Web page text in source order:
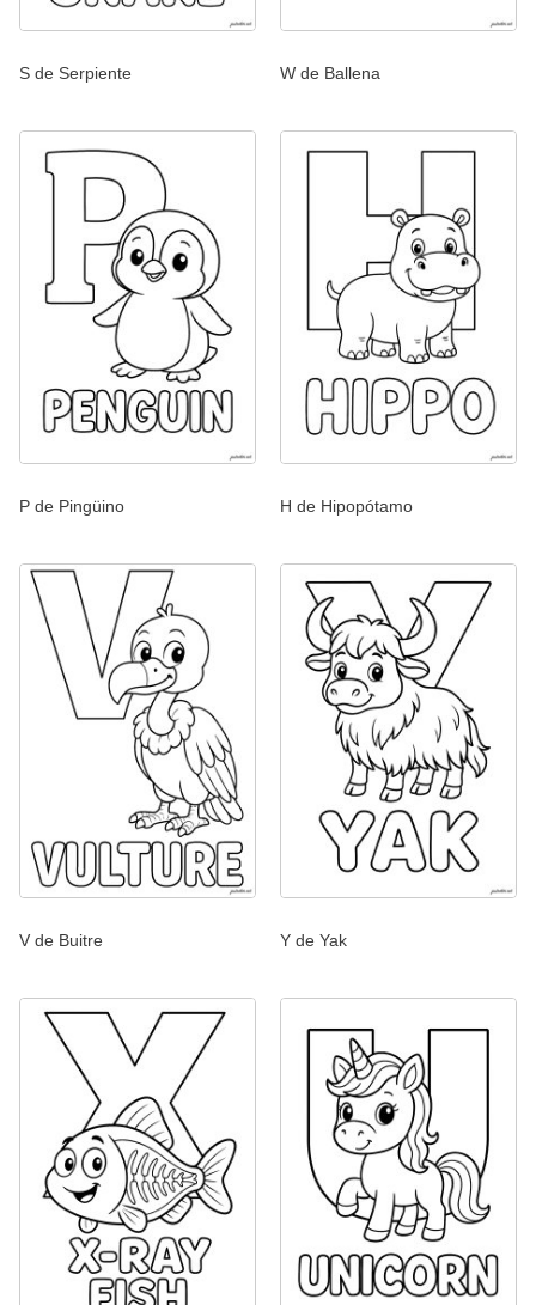
S de Serpiente W de Ballena
P de Pingüino H de Hipopótamo
V de Buitre Y de Yak